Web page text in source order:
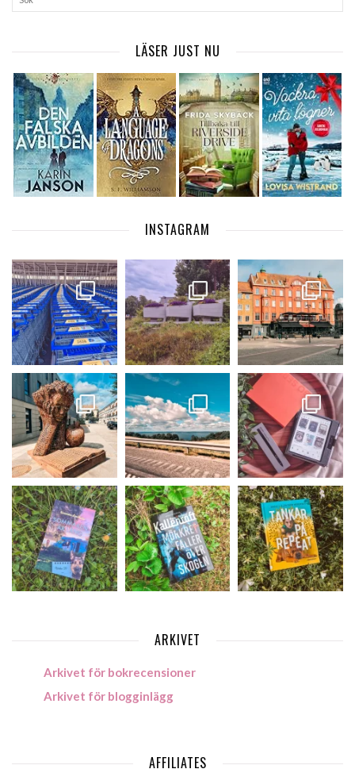
LÄSER JUST NU
INSTAGRAM
ARKIVET
Arkivet för bokrecensioner
Arkivet för blogginlägg
AFFILIATES